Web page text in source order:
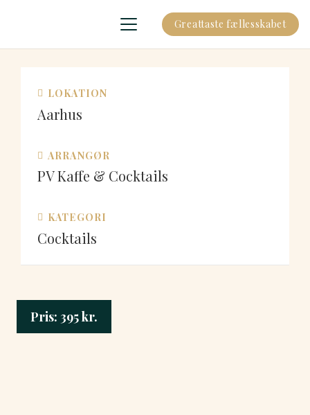
Greattaste fællesskabet
LOKATION
Aarhus
ARRANGØR
PV Kaffe & Cocktails
KATEGORI
Cocktails
Pris: 395kr.